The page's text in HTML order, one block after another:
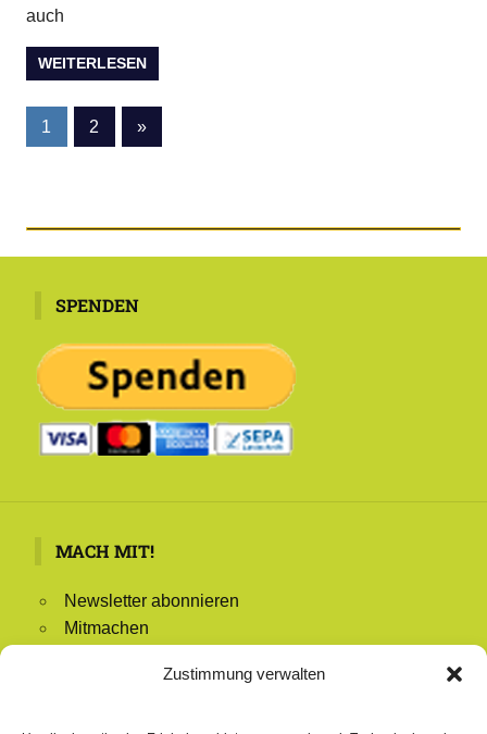
Zustimmung verwalten
auch
WEITERLESEN
Seitennummerierung
Beiträge
1 2
Nächste
Beiträge
»
SPENDEN
MACH MIT!
Newsletter abonnieren
Mitmachen